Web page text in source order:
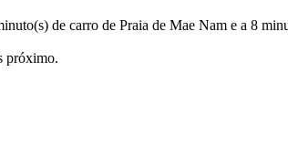
de carro de Praia de Mae Nam e a 8
próximo.